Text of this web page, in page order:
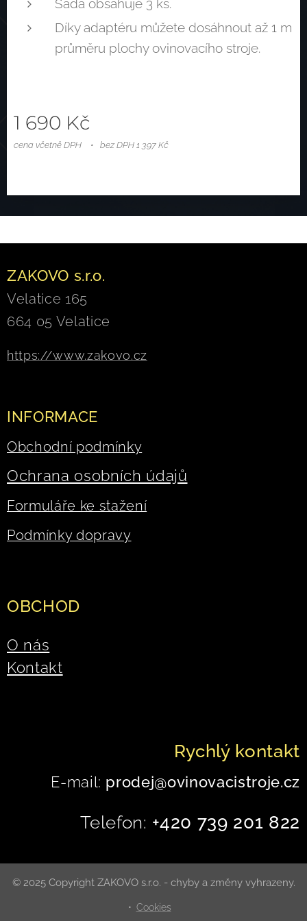
Sada obsahuje 3 ks.
Díky adaptéru můžete dosáhnout až 1 m
průměru plochy ovinovacího stroje.
1 690 Kč
cena včetně DPH bez DPH 1 397 Kč
ZAKOVO s.r.o.
Velatice 165
664 05 Velatice
https://www.zakovo.cz
INFORMACE
Obchodní podmínky
Ochrana osobních údajů
Formuláře ke stažení
Podmínky dopravy
OBCHOD
O nás
Kontakt
Rychlý kontakt
E-mail: prodej@ovinovacistroje.cz
Telefon: +420 739 201 822
© 2025 Copyright ZAKOVO s.r.o. - chyby a změny vyhrazeny.
Cookies